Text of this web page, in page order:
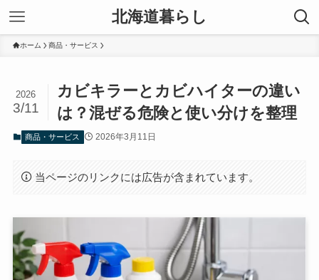
北海道暮らし
ホーム 商品・サービス
カビキラーとカビハイターの違い
は？混ぜる危険と使い分けを整理
2026
3/11
商品・サービス 2026年3月11日
当ページのリンクには広告が含まれています。